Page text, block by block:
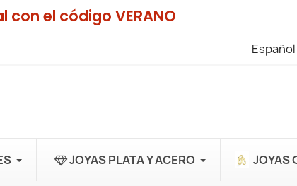
el código VERANO
Español
JOYAS PLATA Y ACERO JOYAS